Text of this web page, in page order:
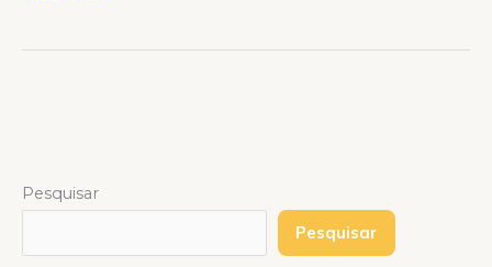
Pesquisar
Pesquisar